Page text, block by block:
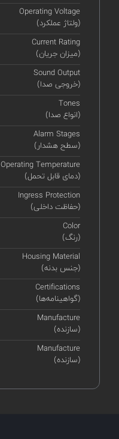
Operating Voltage
(ولتاژ عملکرد)
Current Rating
(میزان جریان)
Sound Output
(خروجی صدا)
Tones
(انواع صدا)
Alarm Stages
(سطح هشدار)
Operating Temperature
(دمای قابل تحمل)
Ingress Protection
(حفاظت داخلی)
Color
(رنگ)
Housing Material
(جنس بدنه)
Certifications
(گواهینامه‌ها)
Manufacture
(سازنده)
Manufacture
(سازنده)